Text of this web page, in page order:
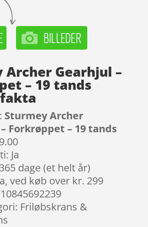
Archer Gearhjul –
– 19 tands
Sturmey Archer
Forkrøppet – 19 tands
Ja
dage (et helt år)
ved køb over kr. 299
Friløbskrans &